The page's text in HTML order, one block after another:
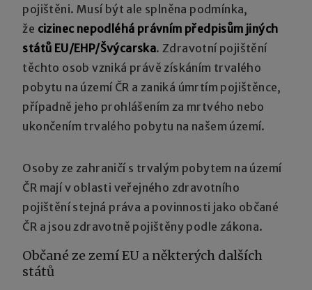
pojištěni. Musí být ale splněna podmínka,
že cizinec nepodléhá právním předpisům jiných
států EU/EHP/Švýcarska. Zdravotní pojištění
těchto osob vzniká právě získáním trvalého
pobytu na území ČR a zaniká úmrtím pojištěnce,
případně jeho prohlášením za mrtvého nebo
ukončením trvalého pobytu na našem území.
Osoby ze zahraničí s trvalým pobytem na území
ČR mají v oblasti veřejného zdravotního
pojištění stejná práva a povinnosti jako občané
ČR a jsou zdravotně pojištěny podle zákona.
Občané ze zemí EU a některých dalších
států